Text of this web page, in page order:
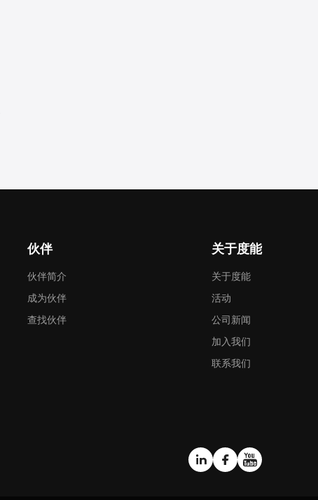
伙伴
伙伴简介
成为伙伴
查找伙伴
关于度能
关于度能
活动
公司新闻
加入我们
联系我们